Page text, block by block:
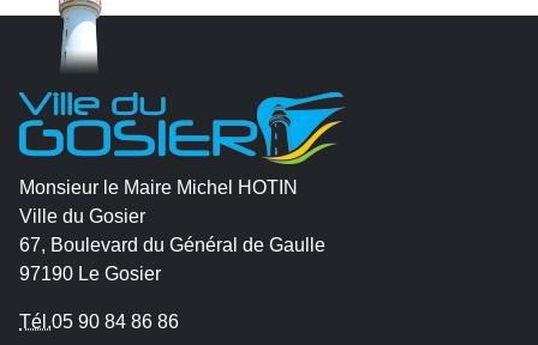
Monsieur le Maire Michel HOTIN
Ville du Gosier
67, Boulevard du Général de Gaulle
97190 Le Gosier
Tél.05 90 84 86 86